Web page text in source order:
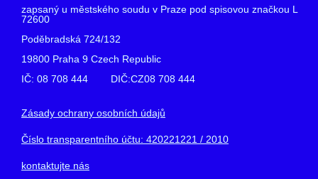
zapsaný u městského soudu v Praze pod spisovou značkou L
72600
Poděbradská 724/132
19800 Praha 9 Czech Republic
IČ: 08 708 444 DIČ:CZ08 708 444
Zásady ochrany osobních údajů
Číslo transparentního účtu: 420221221 / 2010
kontaktujte nás